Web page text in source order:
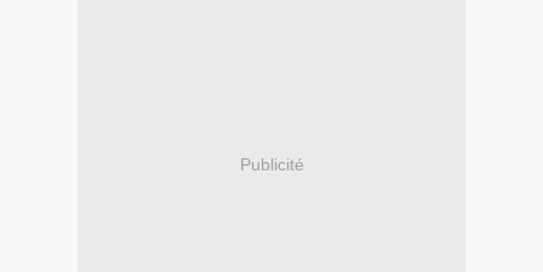
Publicité